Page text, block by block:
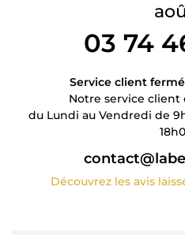
03 74
Service client
Notre service client
du Lundi au Vendredi de
Découvrez les avis